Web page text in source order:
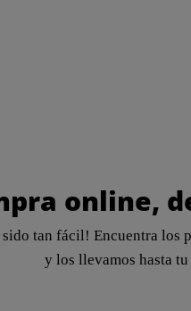
online,
sido tan fácil! Encuentra los
y los llevamos hasta tu